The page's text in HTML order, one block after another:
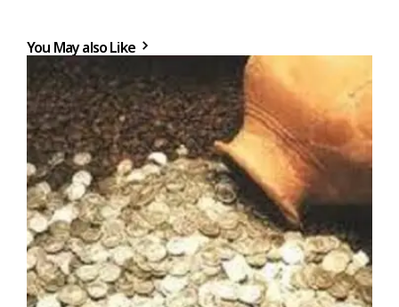
You May also Like